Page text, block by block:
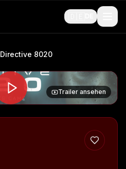
Directive 8020
Trailer ansehen